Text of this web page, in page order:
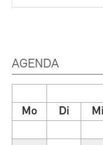
AGENDA
Mo Di Mi